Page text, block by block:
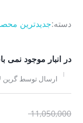
دسته:جدیدترین
در انبار موجود نمی
ارسال توسط گرین
11,050,000قیمت